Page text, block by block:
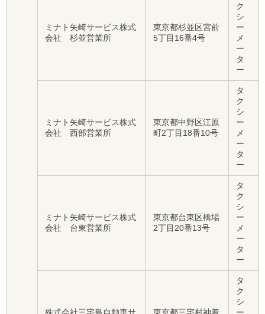
ミナト矢崎サービス株式
会社 杉並営業所
東京都杉並区宮前
5丁目16番4号
ク
シ
ー
メ
ー
タ
ー
ミナト矢崎サービス株式
会社 西部営業所
東京都中野区江原
町2丁目18番10号
タ
ク
シ
ー
メ
ー
タ
ー
ミナト矢崎サービス株式
会社 台東営業所
東京都台東区橋場
2丁目20番13号
タ
ク
シ
ー
メ
ー
タ
ー
タ
ク
シ